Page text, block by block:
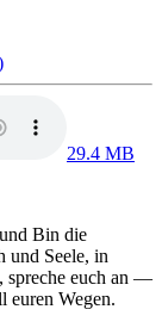
29.4 MB
Bin die
und Seele, in
spreche euch an —
Wegen.